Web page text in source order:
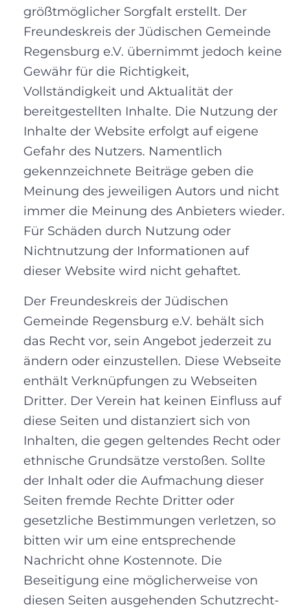
größtmöglicher Sorgfalt erstellt. Der
Freundeskreis der Jüdischen Gemeinde
Regensburg e.V. übernimmt jedoch keine
Gewähr für die Richtigkeit,
Vollständigkeit und Aktualität der
bereitgestellten Inhalte. Die Nutzung der
Inhalte der Website erfolgt auf eigene
Gefahr des Nutzers. Namentlich
gekennzeichnete Beiträge geben die
Meinung des jeweiligen Autors und nicht
immer die Meinung des Anbieters wieder.
Für Schäden durch Nutzung oder
Nichtnutzung der Informationen auf
dieser Website wird nicht gehaftet.
Der Freundeskreis der Jüdischen
Gemeinde Regensburg e.V. behält sich
das Recht vor, sein Angebot jederzeit zu
ändern oder einzustellen. Diese Webseite
enthält Verknüpfungen zu Webseiten
Dritter. Der Verein hat keinen Einfluss auf
diese Seiten und distanziert sich von
Inhalten, die gegen geltendes Recht oder
ethnische Grundsätze verstoßen. Sollte
der Inhalt oder die Aufmachung dieser
Seiten fremde Rechte Dritter oder
gesetzliche Bestimmungen verletzen, so
bitten wir um eine entsprechende
Nachricht ohne Kostennote. Die
Beseitigung eine möglicherweise von
diesen Seiten ausgehenden Schutzrecht-